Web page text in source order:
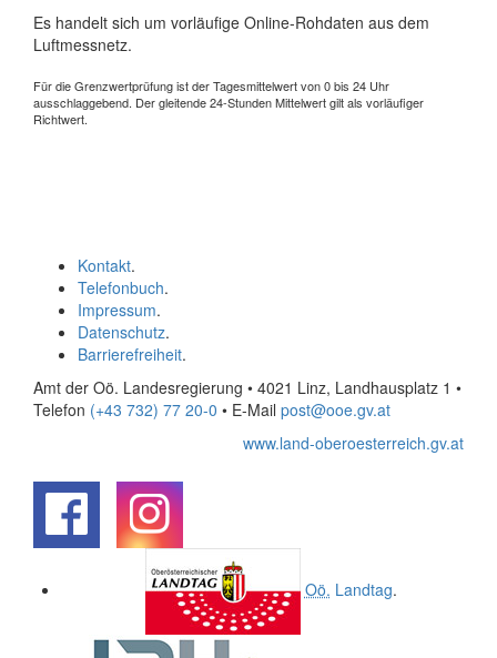
Es handelt sich um vorläufige Online-Rohdaten aus dem
Luftmessnetz.
Für die Grenzwertprüfung ist der Tagesmittelwert von 0 bis 24 Uhr
ausschlaggebend. Der gleitende 24-Stunden Mittelwert gilt als vorläufiger
Richtwert.
Kontakt.
Telefonbuch.
Impressum.
Datenschutz.
Barrierefreiheit.
Amt der Oö. Landesregierung • 4021 Linz, Landhausplatz 1 •
Telefon (+43 732) 77 20-0 • E-Mail post@ooe.gv.at
www.land-oberoesterreich.gv.at
Oö. Landtag.